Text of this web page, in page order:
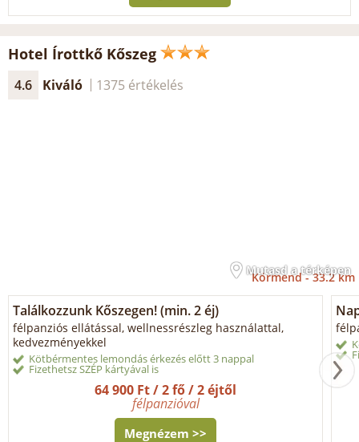
Hotel Írottkő Kőszeg
4.6 Kiváló 1375 értékelés
Mutasd a térképen
Körmend -33.2 km
Találkozzunk Kőszegen! (min. 2 éj)
félpanziós ellátással, wellnessrészleg használattal,
kedvezményekkel
Kötbérmentes lemondás érkezés előtt 3 nappal
Fizethetsz SZÉP kártyával is
64 900 Ft / 2 fő / 2 éjtől
félpanzióval
Megnézem >>